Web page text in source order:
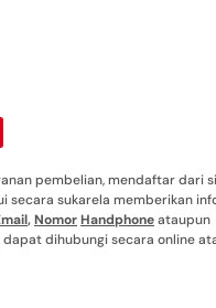
pembelian, mendaftar dari
secara sukarela memberikan
,NomorHandphoneataupun
dihubungi secara online